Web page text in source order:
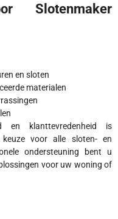
Slotenmaker
en sloten
materialen
en klanttevredenheid is
voor alle sloten- en
ondersteuning bent u
voor uw woning of